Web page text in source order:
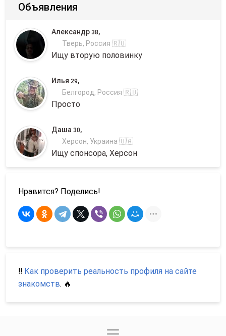
Объявления
Александр 38,
Тверь, Россия 🇷🇺
Ищу вторую половинку
Илья 29,
Белгород, Россия 🇷🇺
Просто
Даша 30,
Херсон, Украина 🇺🇦
Ищу спонсора, Херсон
Нравится? Поделись!
‼️ Как проверить реальность профиля на сайте
знакомств. 🔥